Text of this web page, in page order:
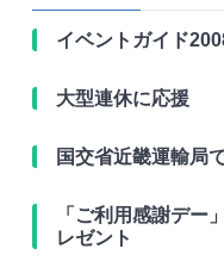
イベントガイド
大型連休に応援
国交省近畿運輸局
「ご利用感謝デー
レゼント